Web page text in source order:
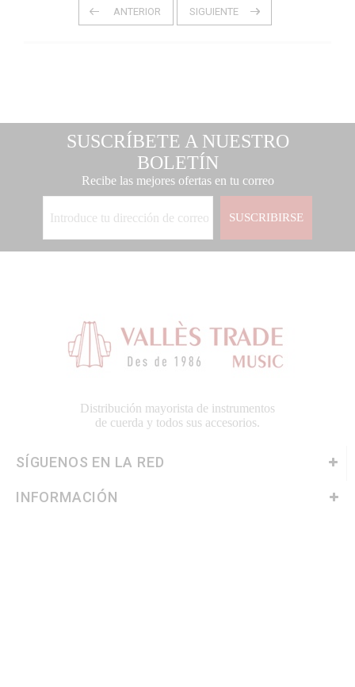
SUSCRÍBETE A NUESTRO
BOLETÍN
Recibe las mejores ofertas en tu correo
SUSCRIBIRSE
Distribución mayorista de instrumentos
de cuerda y todos sus accesorios.
SÍGUENOS EN LA RED
INFORMACIÓN